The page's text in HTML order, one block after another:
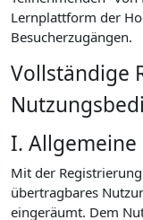
Lernplattform der
Besucherzugängen.
Vollständige
I.
Mit der
übertragbares
eingeräumt. Dem